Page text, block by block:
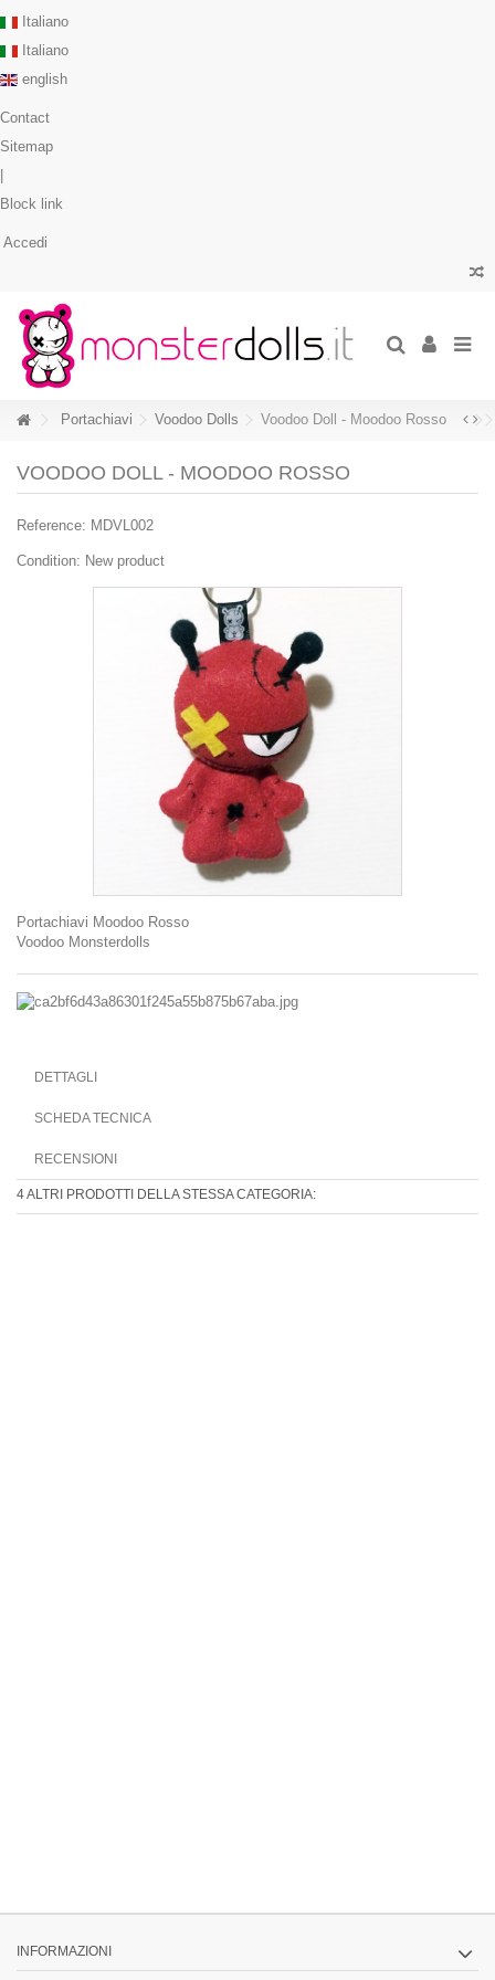
Italiano
Italiano
english
Contact
Sitemap
Block link
Accedi
Portachiavi Voodoo Dolls Voodoo Doll - Moodoo Rosso
VOODOO DOLL - MOODOO ROSSO
Reference: MDVL002
Condition: New product
Portachiavi Moodoo Rosso
Voodoo Monsterdolls
DETTAGLI
SCHEDA TECNICA
RECENSIONI
4 ALTRI PRODOTTI DELLA STESSA CATEGORIA:
INFORMAZIONI